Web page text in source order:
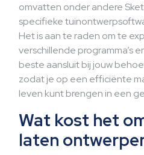
omvatten onder andere
specifieke
Het is aan te raden om te
verschillende programma’s
beste aansluit bij jouw
zodat je op een efficiënte
leven kunt brengen in een
Wat kost het
laten